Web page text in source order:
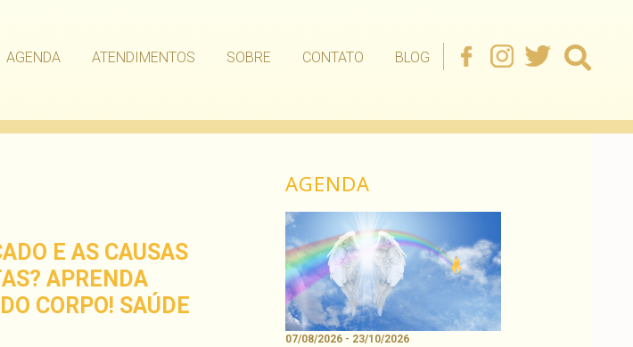
AGENDA ATENDIMENTOS SOBRE CONTATO BLOG
E AS CAUSAS
APRENDA
CORPO! SAÚDE
AGENDA
07/08/2026 - 23/10/2026